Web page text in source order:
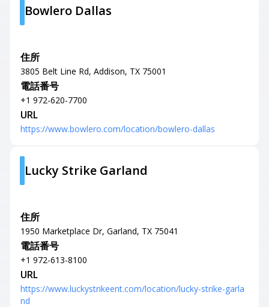
Bowlero Dallas
住所
3805 Belt Line Rd, Addison, TX 75001
電話番号
+1 972-620-7700
URL
https://www.bowlero.com/location/bowlero-dallas
Lucky Strike Garland
住所
1950 Marketplace Dr, Garland, TX 75041
電話番号
+1 972-613-8100
URL
https://www.luckystrikeent.com/location/lucky-strike-garla
nd